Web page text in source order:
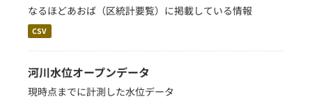
なるほどあおば（区統計要覧）に掲載している情報
CSV
河川水位オープンデータ
現時点までに計測した水位データ